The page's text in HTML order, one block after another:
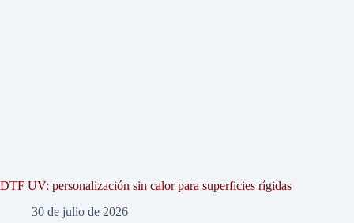
DTF UV: personalización sin calor para superficies rígidas
30 de julio de 2026